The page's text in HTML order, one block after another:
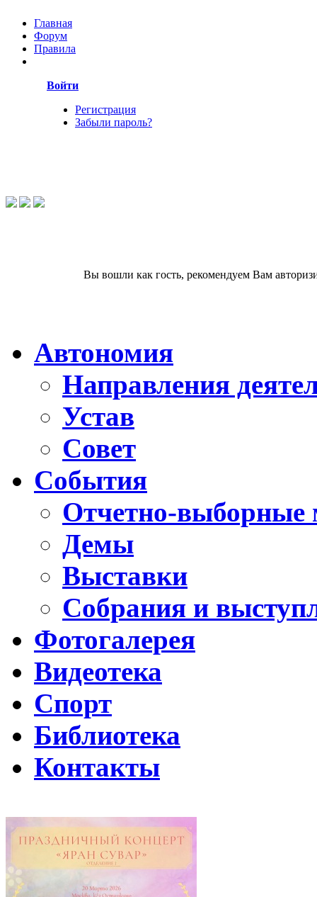
Главная
Форум
Правила
Войти
Регистрация
Забыли пароль?
Вы вошли как гость, рекомендуем Вам
Автономия
Направления
Устав
Совет
События
Отчетно-выборные
Демы
Выставки
Собрания и
Фотогалерея
Видеотека
Спорт
Библиотека
Контакты